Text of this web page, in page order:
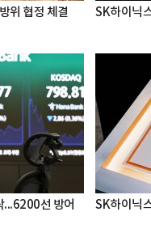
위 협정 체결 SK하이닉
...6200선 방어 SK하이닉
박
초